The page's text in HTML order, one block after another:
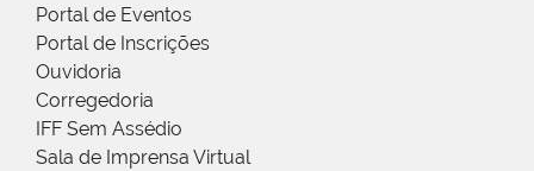
Portal de Eventos
Portal de Inscrições
Ouvidoria
Corregedoria
IFF Sem Assédio
Sala de Imprensa Virtual